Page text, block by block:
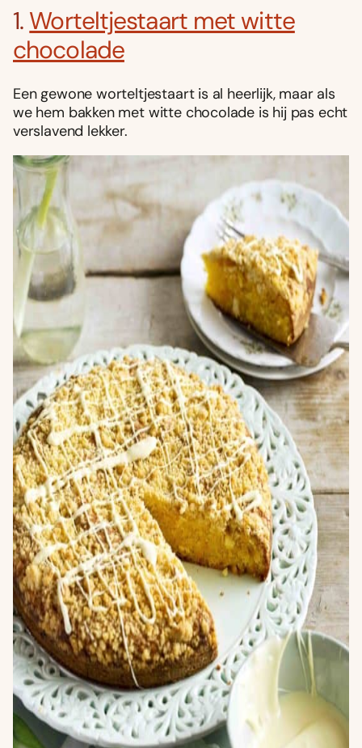
1. Worteltjestaart met witte
chocolade
Een gewone worteltjestaart is al heerlijk, maar als
we hem bakken met witte chocolade is hij pas echt
verslavend lekker.